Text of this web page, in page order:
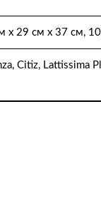
x 29 см x 37 см,
Citiz, Lattissima